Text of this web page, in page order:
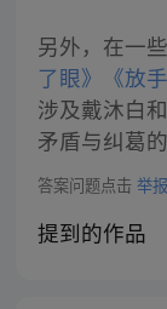
另外，在一
了眼》
《放
涉及戴沐白
矛盾与纠葛
答案问题点击 举
提到的作品